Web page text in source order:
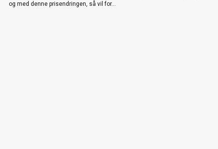
og med denne prisendringen, så vil for...